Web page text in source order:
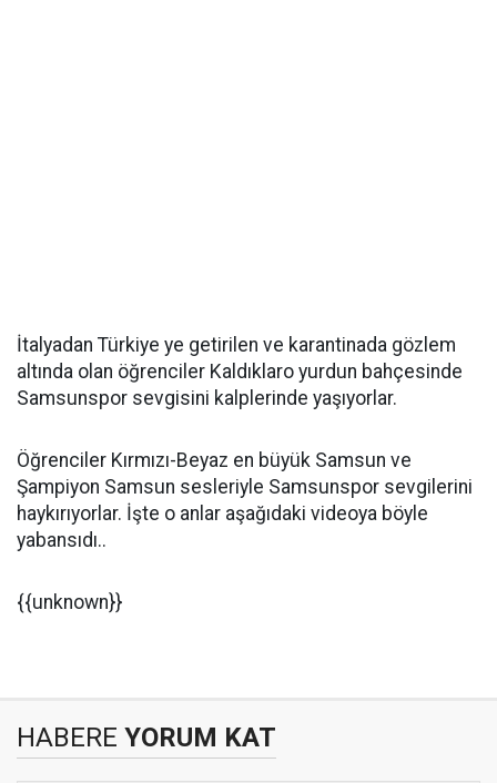
İtalyadan Türkiye ye getirilen ve karantinada gözlem
altında olan öğrenciler Kaldıklaro yurdun bahçesinde
Samsunspor sevgisini kalplerinde yaşıyorlar.
Öğrenciler Kırmızı-Beyaz en büyük Samsun ve
Şampiyon Samsun sesleriyle Samsunspor sevgilerini
haykırıyorlar. İşte o anlar aşağıdaki videoya böyle
yabansıdı..
{{unknown}}
HABERE YORUM KAT